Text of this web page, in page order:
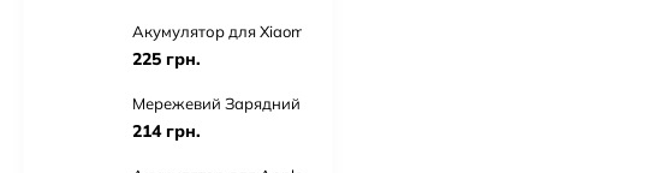
Акумулятор для Xiaomi BN43 / Redmi Note 4X
225 грн.
Мережевий Зарядний Пристрій Apple iPhone Power Adapter 20W USB-C
214 грн.